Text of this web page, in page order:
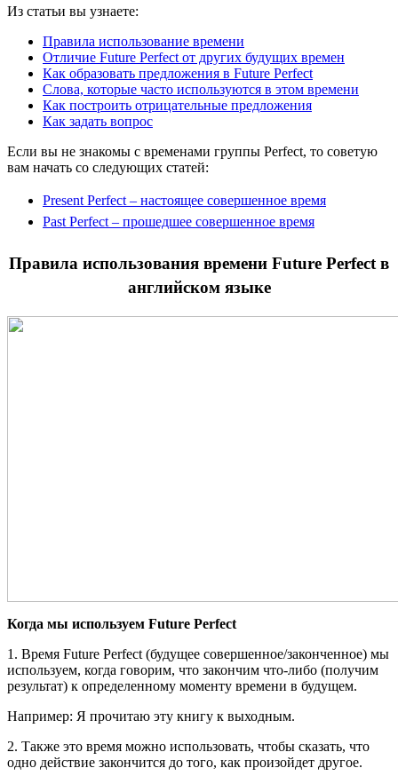
Из статьи вы узнаете:
Правила использование времени
Отличие Future Perfect от других будущих времен
Как образовать предложения в Future Perfect
Слова, которые часто используются в этом времени
Как построить отрицательные предложения
Как задать вопрос
Если вы не знакомы с временами группы Perfect, то советую
вам начать со следующих статей:
Present Perfect – настоящее совершенное время
Past Perfect – прошедшее совершенное время
Правила использования времени Future Perfect в
английском языке
Когда мы используем Future Perfect
1. Время Future Perfect (будущее совершенное/законченное) мы
используем, когда говорим, что закончим что-либо (получим
результат) к определенному моменту времени в будущем.
Например: Я прочитаю эту книгу к выходным.
2. Также это время можно использовать, чтобы сказать, что
одно действие закончится до того, как произойдет другое.